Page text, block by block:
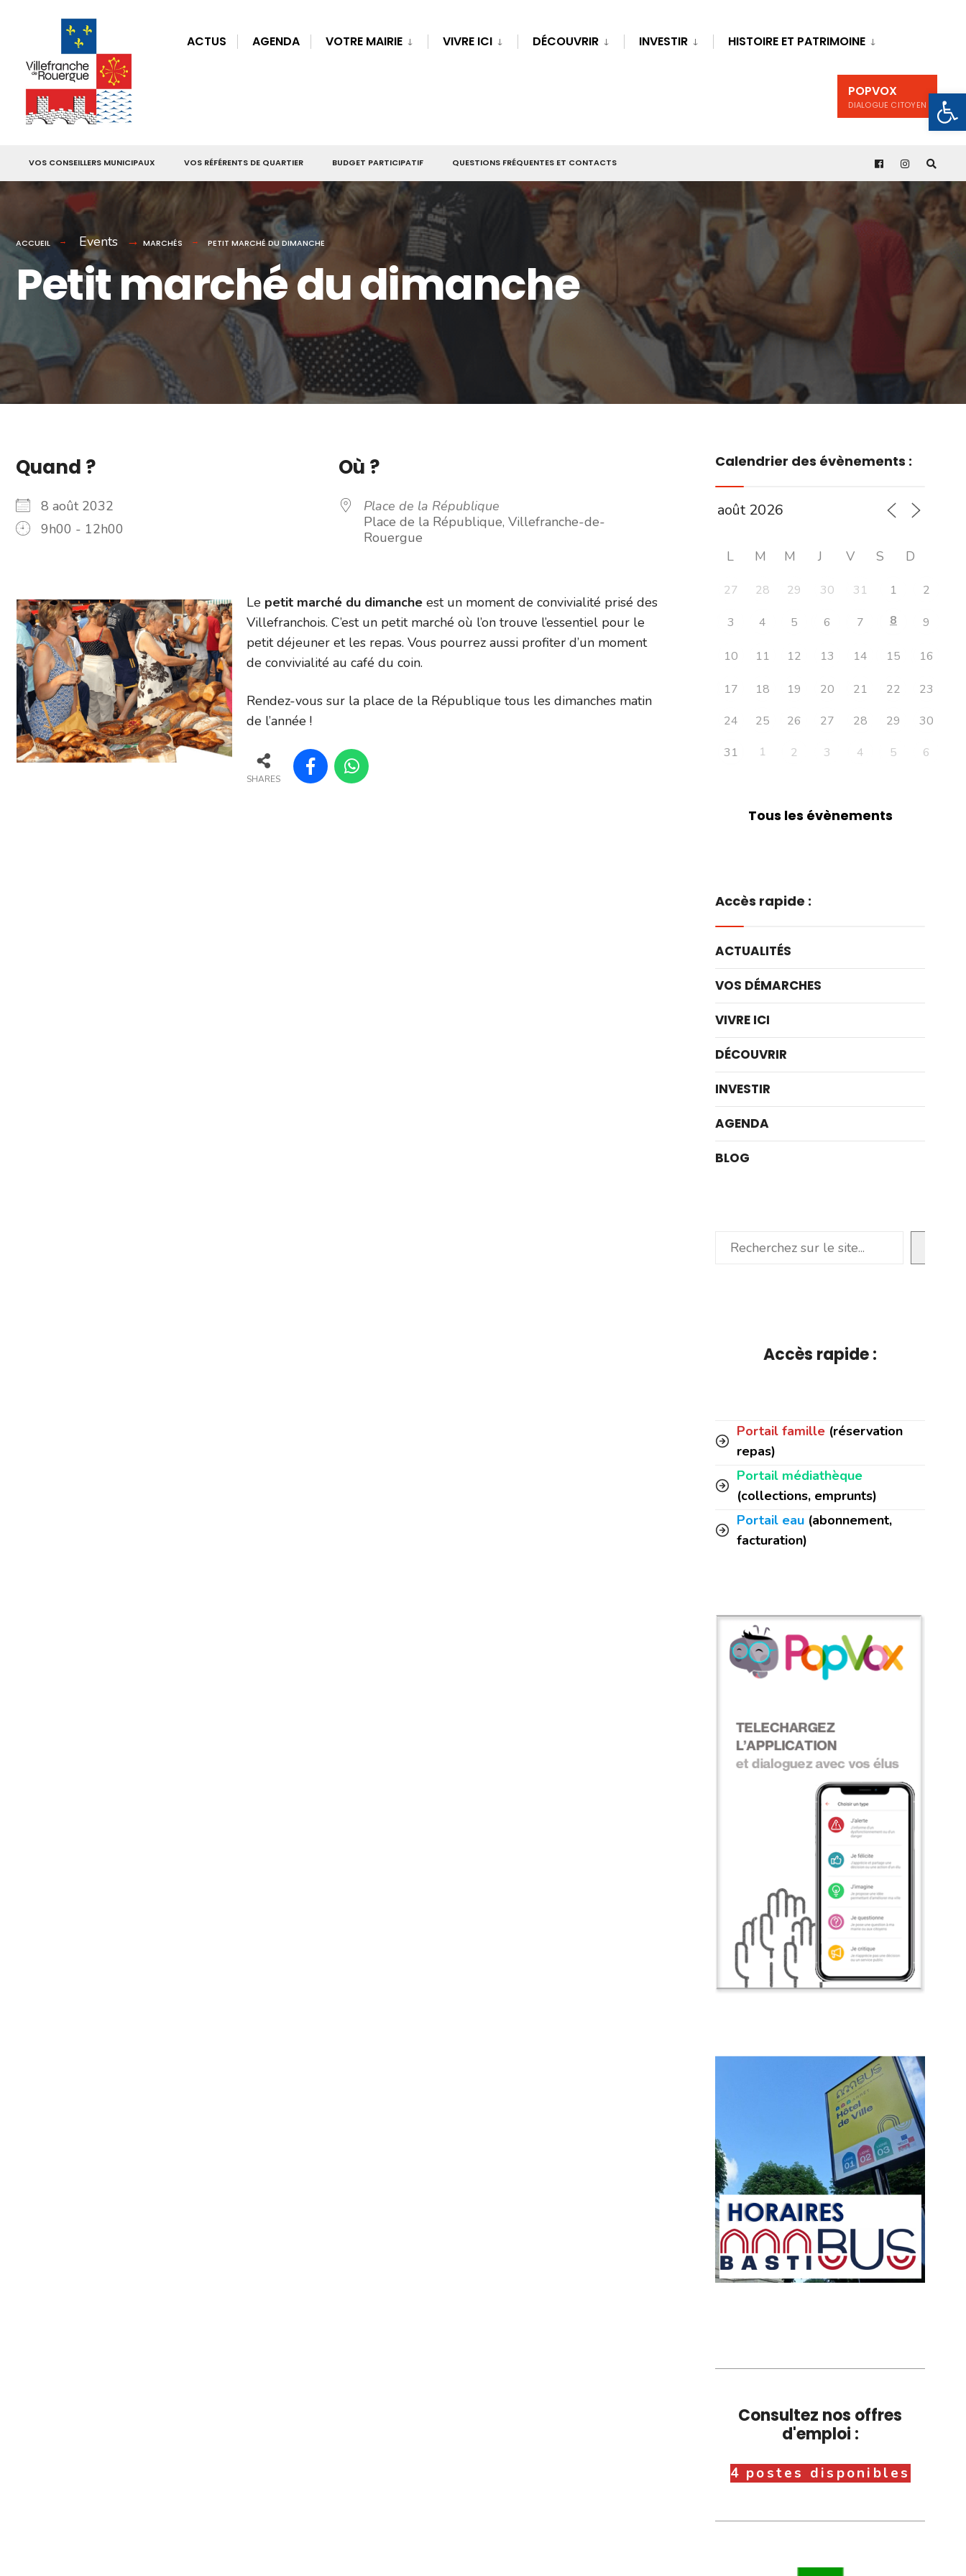
ACTUS AGENDA VOTRE MAIRIE VIVRE ICI DÉCOUVRIR INVESTIR HISTOIRE ET PATRIMOINE
POPVOX
DIALOGUE CITOYEN
VOS CONSEILLERS MUNICIPAUX VOS RÉFÉRENTS DE QUARTIER BUDGET PARTICIPATIF QUESTIONS FRÉQUENTES ET CONTACTS
ACCUEIL Events MARCHÉS PETIT MARCHÉ DU DIMANCHE
Petit marché du dimanche
Quand ?
8 août 2032
9h00 - 12h00
Où ?
Place de la République
Place de la République, Villefranche-de-
Rouergue
Le petit marché du dimanche est un moment de convivialité prisé des
Villefranchois. C’est un petit marché où l’on trouve l’essentiel pour le
petit déjeuner et les repas. Vous pourrez aussi profiter d’un moment
de convivialité au café du coin.
Rendez-vous sur la place de la République tous les dimanches matin
de l’année !
SHARES
Calendrier des évènements :
L M M J V S D
27 28 29 30 31 1 2
3 4 5 6 7 8 9
10 11 12 13 14 15 16
17 18 19 20 21 22
23
24
25 26 27 28 29
30
31
1 2 3 4 5 6
Tous les évènements
Accès rapide :
ACTUALITÉS
VOS DÉMARCHES
VIVRE ICI
DÉCOUVRIR
INVESTIR
AGENDA
BLOG
Rechercher
Accès rapide :
Portail famille (réservation
repas)
Portail médiathèque
(collections, emprunts)
Portail eau (abonnement,
facturation)
Consultez nos offres
d'emploi :
4 postes disponibles